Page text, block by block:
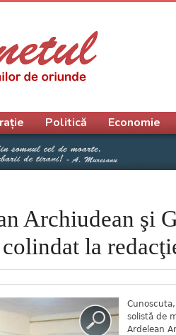
Archiudean şi
la
solistă de
Ardelean
Politică Economie